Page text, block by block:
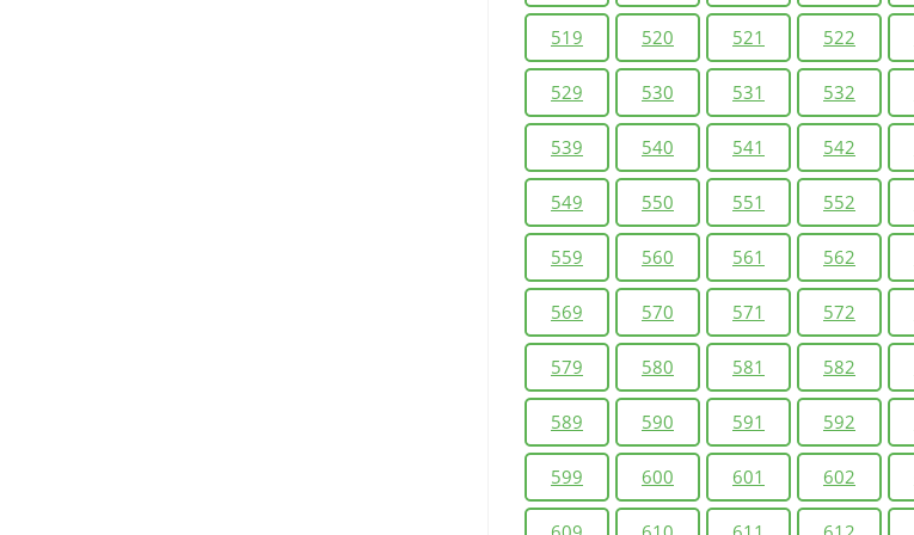
519 520 521 522
529 530 531 532
539 540 541 542
549 550 551 552
559 560 561 562
569 570 571 572
579 580 581 582
589 590 591 592
599 600 601 602